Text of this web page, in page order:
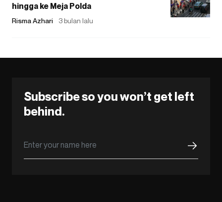
hingga ke Meja Polda
Risma Azhari 3 bulan lalu
Subscribe so you won’t get left
behind.